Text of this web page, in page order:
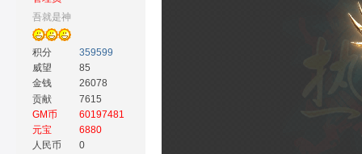
吾就是神
积分
359599
威望
85
金钱
26078
贡献
7615
GM币
60197481
元宝
6880
人民币
0